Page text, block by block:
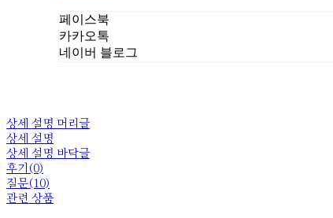
페이스북
카카오톡
네이버 블로그
상세 설명 머리글
상세 설명
상세 설명 바닥글
후기(0)
질문(10)
관련 상품